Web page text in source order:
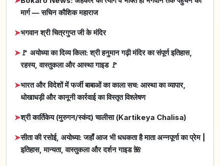
मार्ग — सचिन कौशिक महाराज
➤भगवान श्री चित्रगुप्त जी के मंदिर
➤🚩 अयोध्या का दिव्य किला: श्री हनुमान गढ़ी मंदिर का संपूर्ण इतिहास,
रहस्य, वास्तुकला और आस्था गाइड 🚩
➤भारत और विदेशों में फर्जी बाबाओं का काला सच: आस्था का व्यापार,
धोखाधड़ी और कानूनी कार्रवाई का विस्तृत विश्लेषण
➤श्री कार्तिकेय (मुरुगन/स्कंद) चालीसा (Kartikeya Chalisa)
➤सीता की रसोई, अयोध्या: जहाँ आज भी धधकता है माता अन्नपूर्णा का प्रेम |
इतिहास, मान्यता, वास्तुकला और दर्शन गाइड 🌺